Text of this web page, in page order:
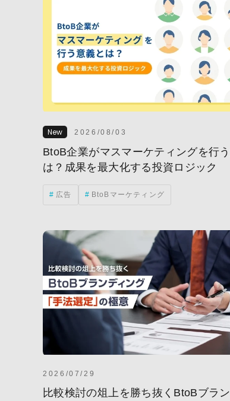
アメリカ
インテントデ
マーケティン
PDCA
CX
クリエイティ
メルマガ(メー
2026/08/03
BtoB企業がマスマーケティングを行
は？成果を最大化する投資ロジック
広告 BtoBマーケティング
2026/07/29
比較検討の俎上を勝ち抜くBtoBブラ